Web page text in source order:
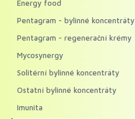
Energy food
Pentagram - bylinné koncentráty
Pentagram - regenerační krémy
Mycosynergy
Solitérní bylinné koncentráty
Ostatní bylinné koncentráty
Imunita